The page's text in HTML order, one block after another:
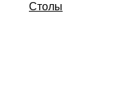
Столы